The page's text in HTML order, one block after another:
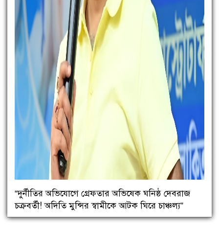
“দুর্নীতির অভিযোগে গ্রেফতার অভিষেক ঘনিষ্ঠ দেবরাজ
চক্রবর্তী! অদিতি মুন্সির স্বামীকে আটক ঘিরে চাঞ্চল্য”